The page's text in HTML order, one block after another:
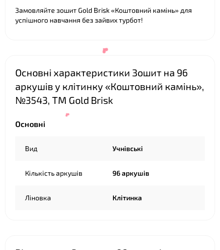
Замовляйте зошит Gold Brisk «Коштовний камінь» для
успішного навчання без зайвих турбот!
Основні характеристики Зошит на 96
аркушів у клітинку «Коштовний камінь»,
№3543, ТМ Gold Brisk
Основні
Вид Учнівські
Кількість аркушів 96 аркушів
Ліновка Клітинка